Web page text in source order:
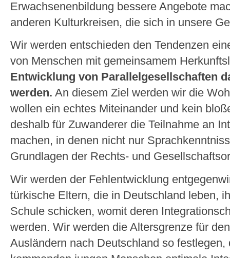
Erwachsenenbildung bessere Angebote
anderen Kulturkreisen, die sich in unsere
Wir werden entschieden den Tendenzen
von Menschen mit gemeinsamem
Entwicklung von Parallelgesellschaften
werden. An diesem Ziel werden wir die
wollen ein echtes Miteinander und kein
deshalb für Zuwanderer die Teilnahme an
machen, in denen nicht nur
Grundlagen der Rechts- und
Wir werden der Fehlentwicklung
türkische Eltern, die in Deutschland leben,
Schule schicken, womit deren
werden. Wir werden die Altersgrenze für
Ausländern nach Deutschland so